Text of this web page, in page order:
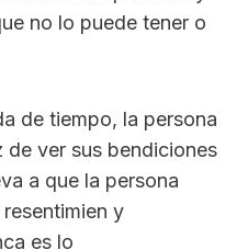
no lo puede tener o
de tiempo, la persona
de ver sus bendiciones
a que la persona
y
es lo